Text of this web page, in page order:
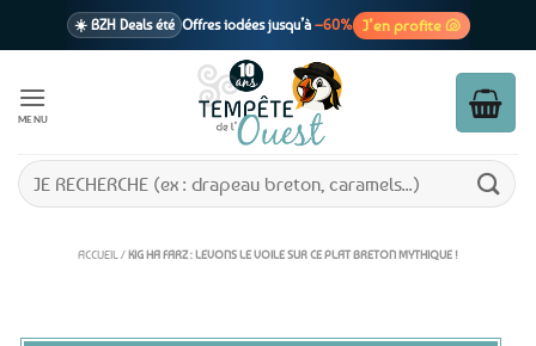
☀️ BZH Deals été Offres iodées jusqu’à –60% J’en profite 🐚
1 cadeau offertdès 39€ d’achats
En point relais dès 3,95€ seulement
MENU
Recherche
pour :
ACCUEIL /KIG HA FARZ : LEVONS LE VOILE SUR CE PLAT BRETON MYTHIQUE !